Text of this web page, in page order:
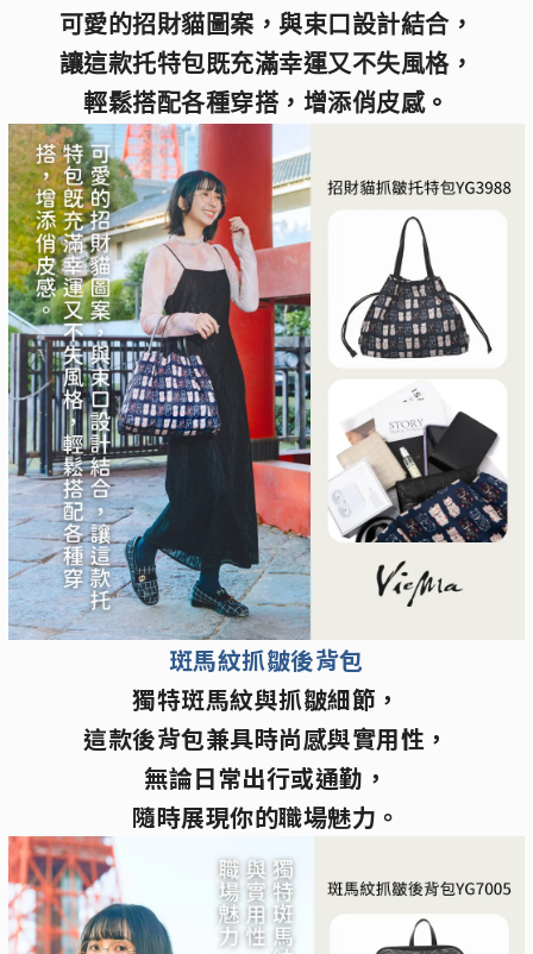
可愛的招財貓圖案，與束口設計結合，
讓這款托特包既充滿幸運又不失風格，
輕鬆搭配各種穿搭，增添俏皮感。
斑馬紋抓皺後背包
獨特斑馬紋與抓皺細節，
這款後背包兼具時尚感與實用性，
無論日常出行或通勤，
隨時展現你的職場魅力。